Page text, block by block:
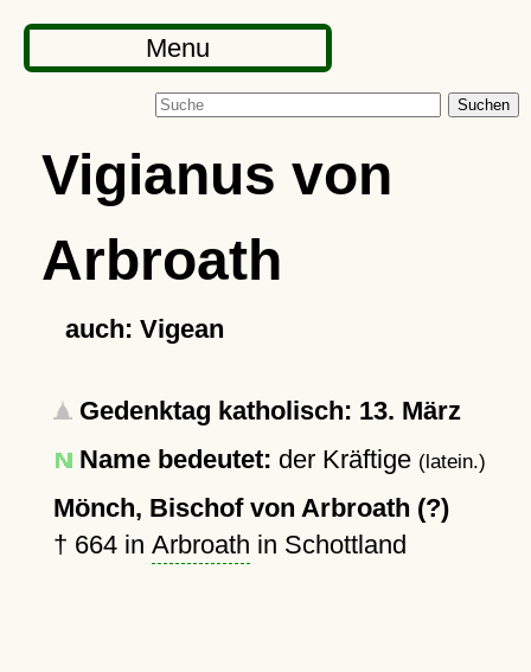
Menu
Suchen
Vigianus von
Arbroath
auch: Vigean
Gedenktag katholisch: 13. März
Name bedeutet: der Kräftige (latein.)
Mönch, Bischof von Arbroath (?)
† 664in Arbroath in Schottland